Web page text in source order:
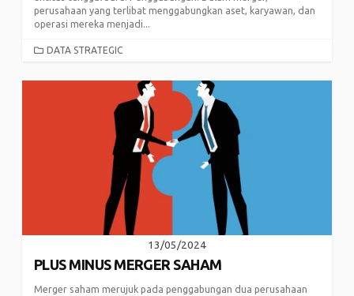
perusahaan yang terlibat menggabungkan aset, karyawan, dan
operasi mereka menjadi...
CATEGORIES
DATA STRATEGIC
13/05/2024
PLUS MINUS MERGER SAHAM
Merger saham merujuk pada penggabungan dua perusahaan